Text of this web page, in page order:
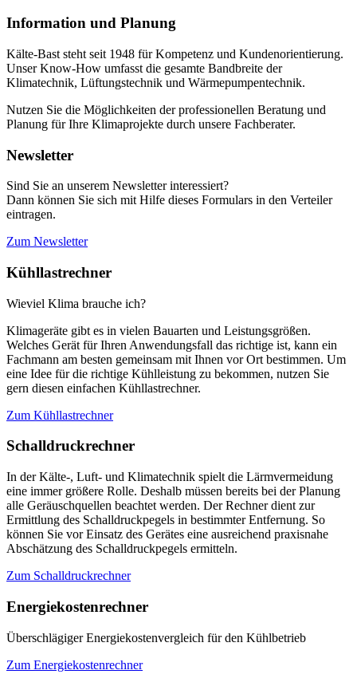
Information und Planung
Kälte-Bast steht seit 1948 für Kompetenz und Kundenorientierung.
Unser Know-How umfasst die gesamte Bandbreite der
Klimatechnik, Lüftungstechnik und Wärmepumpentechnik.
Nutzen Sie die Möglichkeiten der professionellen Beratung und
Planung für Ihre Klimaprojekte durch unsere Fachberater.
Newsletter
Sind Sie an unserem Newsletter interessiert?
Dann können Sie sich mit Hilfe dieses Formulars in den Verteiler
eintragen.
Zum Newsletter
Kühllastrechner
Wieviel Klima brauche ich?
Klimageräte gibt es in vielen Bauarten und Leistungsgrößen.
Welches Gerät für Ihren Anwendungsfall das richtige ist, kann ein
Fachmann am besten gemeinsam mit Ihnen vor Ort bestimmen. Um
eine Idee für die richtige Kühlleistung zu bekommen, nutzen Sie
gern diesen einfachen Kühllastrechner.
Zum Kühllastrechner
Schalldruckrechner
In der Kälte-, Luft- und Klimatechnik spielt die Lärmvermeidung
eine immer größere Rolle. Deshalb müssen bereits bei der Planung
alle Geräuschquellen beachtet werden. Der Rechner dient zur
Ermittlung des Schalldruckpegels in bestimmter Entfernung. So
können Sie vor Einsatz des Gerätes eine ausreichend praxisnahe
Abschätzung des Schalldruckpegels ermitteln.
Zum Schalldruckrechner
Energiekostenrechner
Überschlägiger Energiekostenvergleich für den Kühlbetrieb
Zum Energiekostenrechner